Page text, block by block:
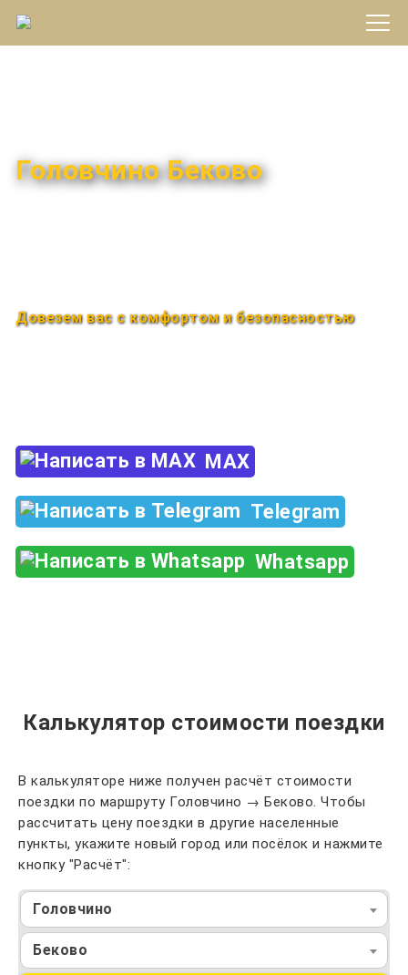
Головчино Беково
Довезем вас с комфортом и безопасностью
MAX
Telegram
Whatsapp
Калькулятор стоимости поездки
В калькуляторе ниже получен расчёт стоимости
поездки по маршруту Головчино → Беково. Чтобы
рассчитать цену поездки в другие населенные
пункты, укажите новый город или посёлок и нажмите
кнопку "Расчёт":
Головчино
Беково